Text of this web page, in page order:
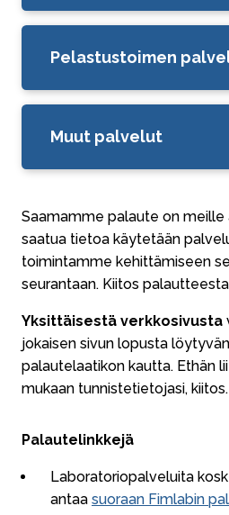
Pelastustoimen
Muut palvelut
Saamamme palaute on
saatua tietoa käytetään
toimintamme kehittämiseen
seurantaan. Kiitos
Yksittäisestä verkkosivusta
jokaisen sivun lopusta
palautelaatikon kautta. Ethän
mukaan tunnistetietojasi, kiitos.
Palautelinkkejä
Laboratoriopalveluita
antaa suoraan Fimlabin